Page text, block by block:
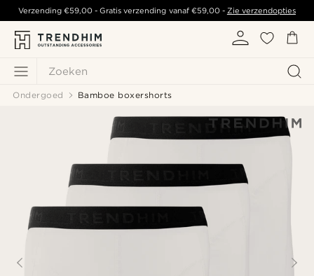
Zoeken
Verzending€59,00 - Gratis verzending vanaf €59,00- Zie verzendopties
Ondergoed Bamboe boxershorts